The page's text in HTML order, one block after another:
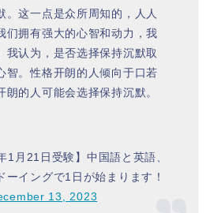
。这一点是众所周知的，人人
们拥有强大的心智和动力，我
我认为，是否选择保持沉默取
智。性格开朗的人倾向于口若
的人可能会选择保持沉默。
21日受験】中国語と英語、
ーイングで1日が始まります！
13, 2023